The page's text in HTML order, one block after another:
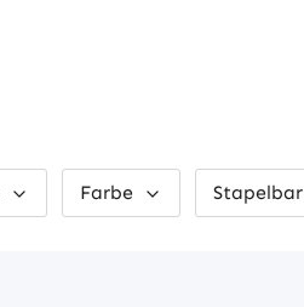
Farbe Stapelbar